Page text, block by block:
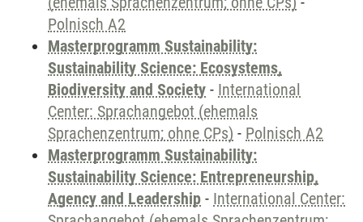
Polnisch A2
Masterprogramm Sustainability:
Sustainability Science: Ecosystems,
Biodiversity and Society - International
Center: Sprachangebot (ehemals
Sprachenzentrum; ohne CPs) - Polnisch A2
Masterprogramm Sustainability:
Sustainability Science: Entrepreneurship,
Agency and Leadership - International Center: